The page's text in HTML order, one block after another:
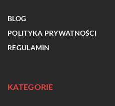
BLOG
POLITYKA PRYWATNOŚCI
REGULAMIN
KATEGORIE